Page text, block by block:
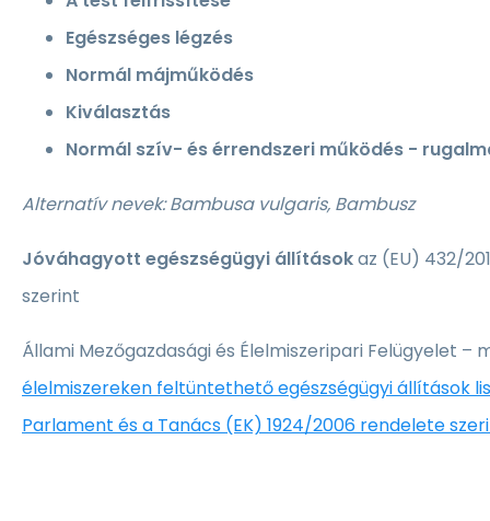
Egészséges légzés
Normál májműködés
Kiválasztás
Normál szív- és érrendszeri működés -
Alternatív nevek: Bambusa vulgaris, Bambusz
Jóváhagyott egészségügyi állításokaz (EU) 432/
szerint
Állami Mezőgazdasági és Élelmiszeripari Felügyelet –
élelmiszereken feltüntethető egészségügyi állítások
Parlament és a Tanács (EK) 1924/2006 rendelete